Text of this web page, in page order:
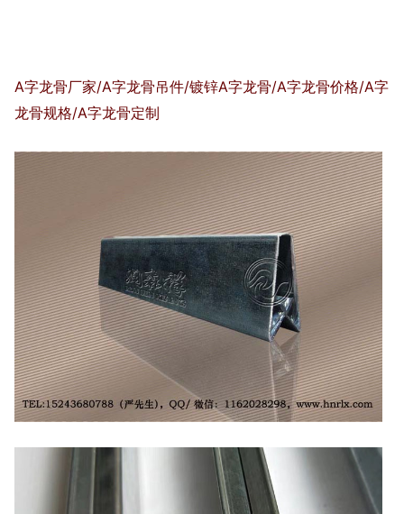
A字龙骨厂家/A字龙骨吊件/镀锌A字龙骨/A字龙骨价格/A字
龙骨规格/A字龙骨定制